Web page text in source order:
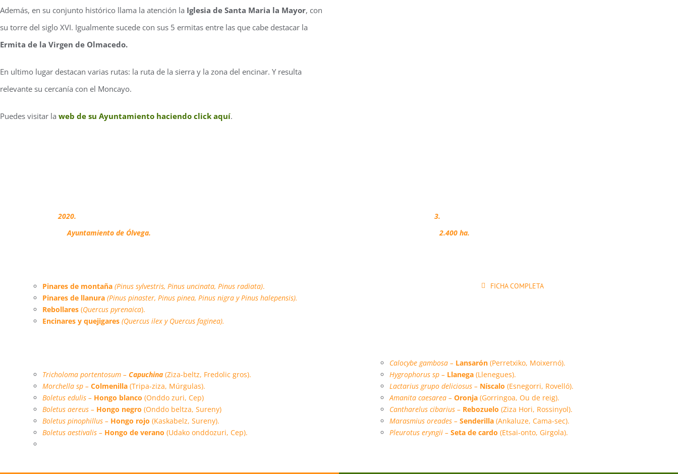
Además, en su conjunto histórico llama la atención la Iglesia de Santa Maria la Mayor, con
su torre del siglo XVI. Igualmente sucede con sus 5 ermitas entre las que cabe destacar la
Ermita de la Virgen de Olmacedo.
En ultimo lugar destacan varias rutas: la ruta de la sierra y la zona del encinar. Y resulta
relevante su cercanía con el Moncayo.
Puedes visitar la web de su Ayuntamiento haciendo click aquí.
2020.
Ayuntamiento de Ólvega.
3.
2.400 ha.
Pinares de montaña (Pinus sylvestris, Pinus uncinata, Pinus radiata).
Pinares de llanura (Pinus pinaster, Pinus pinea, Pinus nigra y Pinus halepensis).
Rebollares (Quercus pyrenaica).
Encinares y quejigares (Quercus ilex y Quercus faginea).
FICHA COMPLETA
Tricholoma portentosum – Capuchina (Ziza-beltz, Fredolic gros).
Morchella sp – Colmenilla(Tripa-ziza, Múrgulas).
Boletus edulis – Hongo blanco (Onddo zuri, Cep)
Boletus aereus – Hongo negro (Onddo beltza, Sureny)
Boletus pinophillus – Hongo rojo (Kaskabelz, Sureny).
Boletus aestivalis – Hongo de verano (Udako onddozuri, Cep).
Calocybe gambosa – Lansarón (Perretxiko, Moixernó).
Hygrophorus sp – Llanega (Llenegues).
Lactarius grupo deliciosus – Níscalo (Esnegorri, Rovelló).
Amanita caesarea – Oronja (Gorringoa, Ou de reig).
Cantharelus cibarius – Rebozuelo (Ziza Hori, Rossinyol).
Marasmius oreades – Senderilla (Ankaluze, Cama-sec).
Pleurotus eryngii – Seta de cardo (Etsai-onto, Girgola).